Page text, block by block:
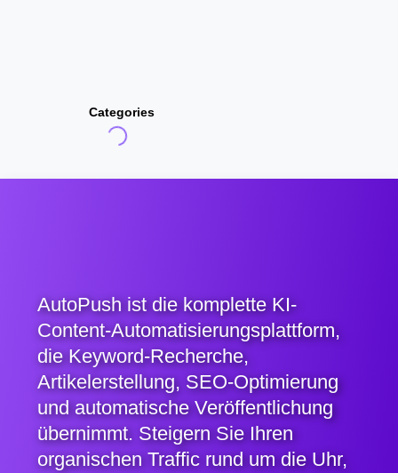
Categories
AutoPush ist die komplette KI-
Content-Automatisierungsplattform,
die Keyword-Recherche,
Artikelerstellung, SEO-Optimierung
und automatische Veröffentlichung
übernimmt. Steigern Sie Ihren
organischen Traffic rund um die Uhr,